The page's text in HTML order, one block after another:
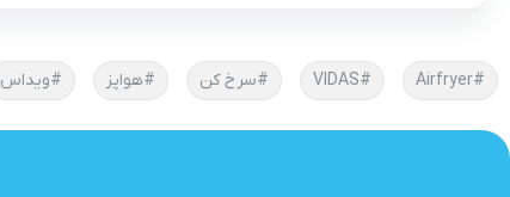
#Airfryer
#VIDAS #سرخ کن #هواپز #ویداس